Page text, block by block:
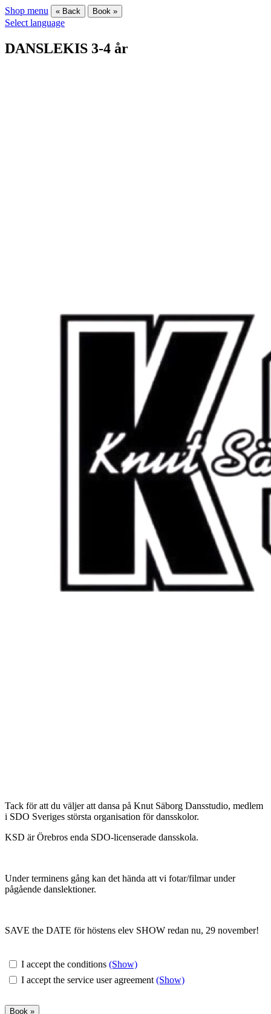
Shop menu « Back Book »
Select language
DANSLEKIS 3-4 år
Tack för att du väljer att dansa på Knut Säborg Dansstudio, medlem
i SDO Sveriges största organisation för dansskolor.
KSD är Örebros enda SDO-licenserade dansskola.
Under terminens gång kan det hända att vi fotar/filmar under
pågående danslektioner.
SAVE the DATE för höstens elev SHOW redan nu, 29 november!
I accept the conditions (Show)
I accept the service user agreement (Show)